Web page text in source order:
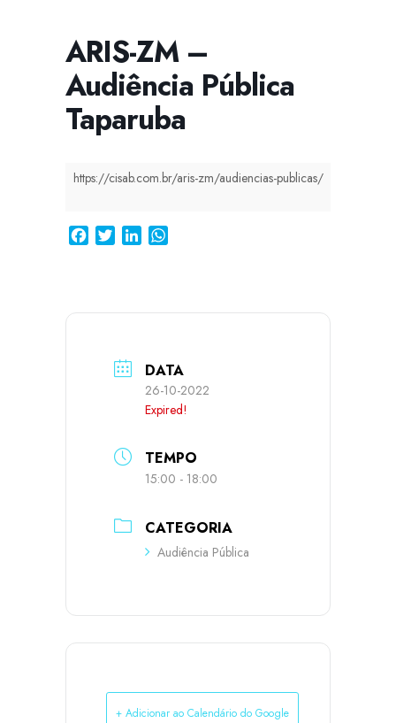
ARIS-ZM –
Audiência Pública
Taparuba
https://cisab.com.br/aris-zm/audiencias-publicas/
FacebookTwitterLinkedIn
DATA
26-10-2022
Expired!
TEMPO
15:00 - 18:00
CATEGORIA
Audiência Pública
+ Adicionar ao Calendário do Google
CISSA
Assistente Virtual do CISAB